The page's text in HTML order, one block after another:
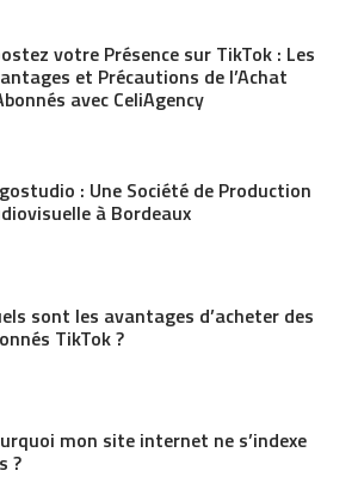
votre Présence sur TikTok : Les
et Précautions de l’Achat
avec CeliAgency
: Une Société de Production
à Bordeaux
sont les avantages d’acheter des
TikTok ?
mon site internet ne s’indexe
?